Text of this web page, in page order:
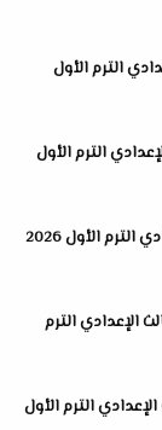
الترم الأول
الترم الأول
نموذج امتحان جبر استرشادي للصف الثالث الإعدادي الترم الأول 2026
الإعدادي الترم
الترم الأول